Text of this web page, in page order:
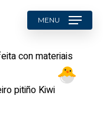
searchMENU
con materiais
pitiño Kiwi